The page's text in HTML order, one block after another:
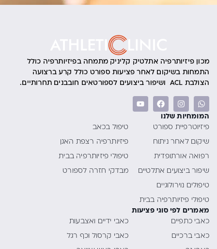
מכון פיזיותרפיה אתלטיק קליניק מתמחה בפיזיותרפיה כולל
התמחות בשיקום לאחר פציעות ספורט כולל קרע ברצועה
הצולבת ACL ושיפור ביצועים לספורטאים חובבנים תחרותיים.
המומחיות שלנו
פיזיוטרפיית ספורט
שיקום לאחר ניתוח
רפואה אורתופדית
שיפור ביצועים אתלטיים
טיפולים נוירולוגיים
טיפולי פיזיותרפיה בבית
טיפול בכאב
פיזיותרפיה רצפת האגן
טיפולי פיזיותרפיה בבית
מבדקי חזרה לספורט
מאמרים לפי סוגי פציעות
כאבי כתפיים
כאבי ברכיים
כאבי ידיים ואצבעות
כאבי קרסול וכף רגל